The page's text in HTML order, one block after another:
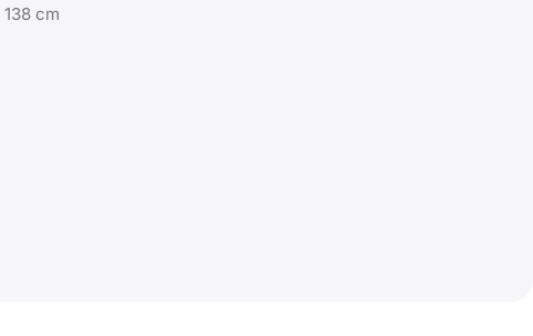
138 cm